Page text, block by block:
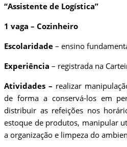
“Assistente de Logística”
1 vaga – Cozinheiro
Escolaridade – ensino
Experiência – registrada na
Atividades – realizar
de forma a conservá-los em
distribuir as refeições nos
estoque de produtos, manipular
a organização e limpeza do